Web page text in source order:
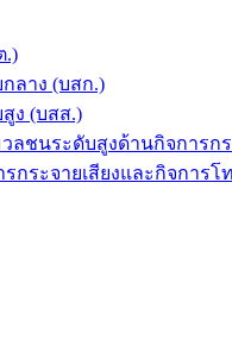
.)
ลาง (บสก.)
ง (บสส.)
ชนระดับสูงด้านกิจการก
ะจายเสียงและกิจการโท